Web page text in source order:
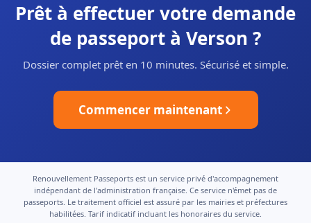
Prêt à effectuer votre demande
de passeport à Verson ?
Dossier complet prêt en 10 minutes. Sécurisé et simple.
Commencer maintenant
Renouvellement Passeports est un service privé d'accompagnement
indépendant de l'administration française. Ce service n'émet pas de
passeports. Le traitement officiel est assuré par les mairies et préfectures
habilitées. Tarif indicatif incluant les honoraires du service.